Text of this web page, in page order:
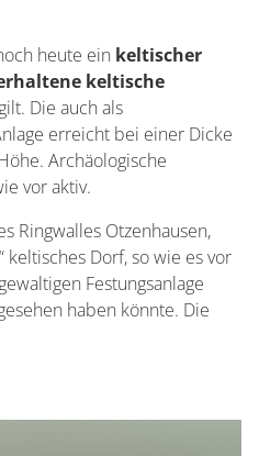
heute ein keltischer
keltische
Die auch als
erreicht bei einer Dicke
Archäologische
vor aktiv.
Ringwalles Otzenhausen,
keltisches Dorf, so wie es vor
Festungsanlage
haben könnte. Die